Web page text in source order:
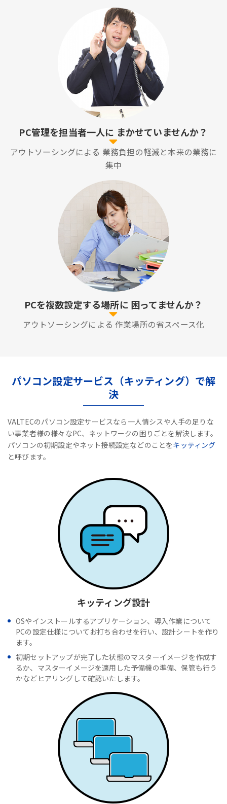
PC管理を担当者一人に まかせていませんか？
アウトソーシングによる 業務負担の軽減と本来の業務に
集中
PCを複数設定する場所に 困ってませんか？
アウトソーシングによる 作業場所の省スペース化
パソコン設定サービス（キッティング）で解
決
VALTECのパソコン設定サービスなら一人情シスや人手の足りな
い事業者様の様々なPC、ネットワークの困りごとを解決します。
パソコンの初期設定やネット接続設定などのことをキッティング
と呼びます。
キッティング設計
OSやインストールするアプリケーション、導入作業について
PCの設定仕様についてお打ち合わせを行い、設計シートを作り
ます。
初期セットアップが完了した状態のマスターイメージを作成す
るか、マスターイメージを適用した予備機の準備、保管も行う
かなどヒアリングして確認いたします。